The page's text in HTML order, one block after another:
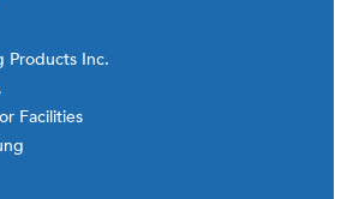
Products Inc.
Facilities